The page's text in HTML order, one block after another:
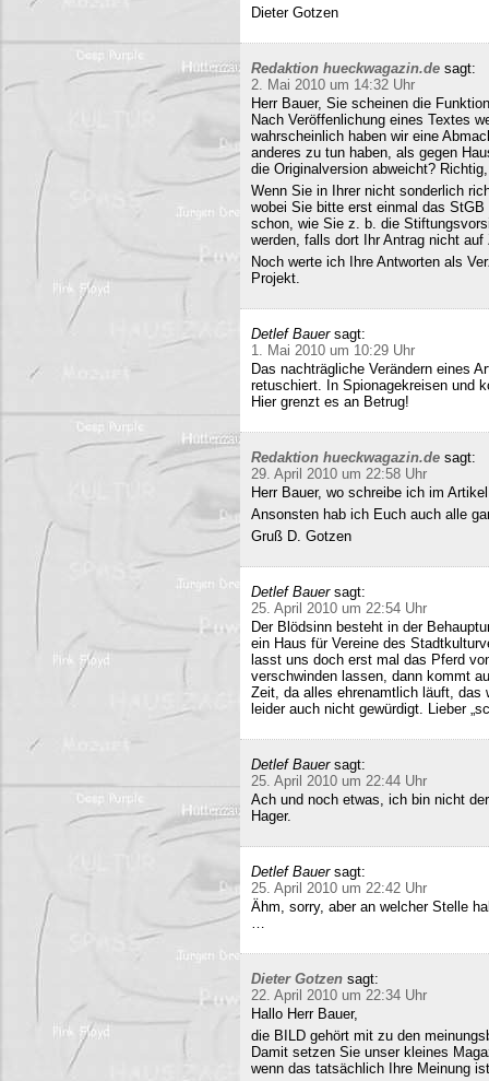
Dieter Gotzen
Redaktion hueckwagazin.de sagt:
2. Mai 2010 um 14:32 Uhr
Herr Bauer, Sie scheinen die
Nach Veröffenlichung eines Textes
wahrscheinlich haben wir eine
anderes zu tun haben, als gegen
die Originalversion abweicht?
Wenn Sie in Ihrer nicht sonderlich
wobei Sie bitte erst einmal das
schon, wie Sie z. b. die
werden, falls dort Ihr Antrag nicht
Noch werte ich Ihre Antworten als
Projekt.
Detlef Bauer sagt:
1. Mai 2010 um 10:29 Uhr
Das nachträgliche Verändern eines
retuschiert. In Spionagekreisen und
Hier grenzt es an Betrug!
Redaktion hueckwagazin.de sagt:
29. April 2010 um 22:58 Uhr
Herr Bauer, wo schreibe ich im
Ansonsten hab ich Euch auch alle
Gruß D. Gotzen
Detlef Bauer sagt:
25. April 2010 um 22:54 Uhr
Der Blödsinn besteht in der
ein Haus für Vereine des
lasst uns doch erst mal das Pferd
verschwinden lassen, dann kommt
Zeit, da alles ehrenamtlich läuft, das
leider auch nicht gewürdigt. Lieber
Detlef Bauer sagt:
25. April 2010 um 22:44 Uhr
Ach und noch etwas, ich bin nicht
Hager.
Detlef Bauer sagt:
25. April 2010 um 22:42 Uhr
Ähm, sorry, aber an welcher Stelle
…
Dieter Gotzen sagt:
22. April 2010 um 22:34 Uhr
Hallo Herr Bauer,
die BILD gehört mit zu den
Damit setzen Sie unser kleines
wenn das tatsächlich Ihre Meinung